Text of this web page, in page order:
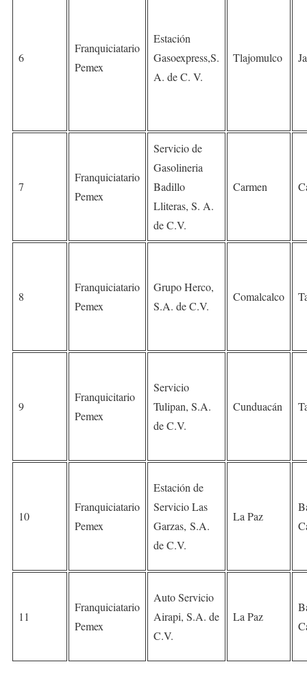
6
Franquiciatario
Pemex
Estación
Gasoexpress,S.
A. de C. V.
Tlajomulco
7
Franquiciatario
Pemex
Servicio de
Gasolineria
Badillo
Lliteras, S. A.
de C.V.
Carmen
8
Franquiciatario
Pemex
Grupo Herco,
S.A. de C.V.
Comalcalco
9
Franquicitario
Pemex
Servicio
Tulipan, S.A.
de C.V.
Cunduacán
10
Franquiciatario
Pemex
Estación de
Servicio Las
Garzas, S.A.
de C.V.
La Paz
11
Franquiciatario
Pemex
Auto Servicio
Airapi, S.A. de
C.V.
La Paz